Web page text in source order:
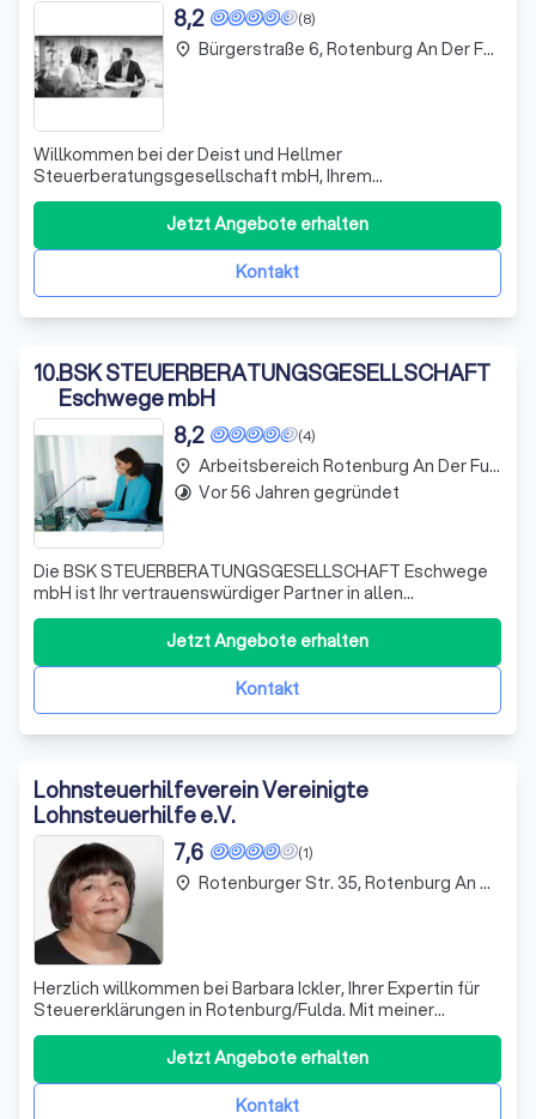
(8)
8,2
Willkommen bei der Deist und Hellmer
Steuerberatungsgesellschaft mbH, Ihrem
vertrauenswürdigen Partner in Sachen Steuern. Mit
unserer Expertise in Steuerberatung und
betriebswirtschaftlicher Beratung bieten wir Ihnen einen
professionellen Service, der auf Ihre individuellen
Bedürfnisse zugeschnittenKontakt
Jetzt Angebote erhalten
place Bürgerstraße 6, Rotenburg An Der Fulda
10.BSK STEUERBERATUNGSGESELLSCHAFT
Eschwege mbH
(4)
8,2
Die BSK STEUERBERATUNGSGESELLSCHAFT Eschwege
mbH ist Ihr vertrauenswürdiger Partner in allen
steuerrechtlichen und betriebswirtschaftlichen Fragen.
Mit unserer umfassenden Beratung und langjährigen
Erfahrung bieten wir Ihnen eine maßgeschneiderte Lösung
für Ihre individuellen Bedürfnisse. Unser Team
Kontakt
Jetzt Angebote erhalten
place Arbeitsbereich Rotenburg An Der Fulda
timelapse Vor 56 Jahren gegründet
Lohnsteuerhilfeverein Vereinigte
Lohnsteuerhilfe e.V.
(1)
7,6
Herzlich willkommen bei Barbara Ickler, Ihrer Expertin für
Steuererklärungen in Rotenburg/Fulda. Mit meiner
langjährigen Erfahrung und meinem Fachwissen biete ich
Ihnen eine individuelle und persönliche Beratung an, die
auf Ihre steuerlichen Bedürfnisse zugeschnitten ist. Meine
Mitglieder schätzen m
Kontakt
Jetzt Angebote erhalten
place Rotenburger Str. 35, Rotenburg An Der Fulda